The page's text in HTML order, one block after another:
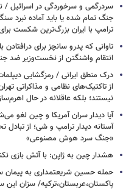
سردرگمی و سرخوردگی در اسرائیل /
جنگ تمام شده یا باید آماده نبرد
ترامپ با ایران بزرگ‌ترین شکست
تاوانی که پدرو سانچز برای
انتقام واشنگتن از نخست‌وزیر ضد
درک منطق ایرانی / رمزگشایی
از تاکتیک‌های نظامی و مذاکراتی
نیستند؛ بلکه عاقلانه در حال
آیا دیدار سران آمریکا و چین لغو
آستانه دیدار ترامپ و شی؛ از تبادل
«جنگ سرد هوش مصنوعی»
هشدار چین به ژاپن: با آتش بازی
حمله حسین شریعتمداری به پیمان
پاکستان،عربستان،ترکیه/ سزان